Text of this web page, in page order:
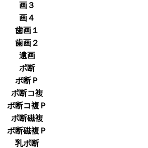
画３
画４
歯画１
歯画２
遠画
ポ断
ポ断Ｐ
ポ断コ複
ポ断コ複Ｐ
ポ断磁複
ポ断磁複Ｐ
乳ポ断